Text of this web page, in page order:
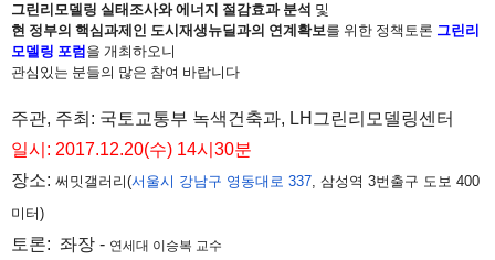
그린리모델링 실태조사와 에너지 절감효과 분석 및
현 정부의 핵심과제인 도시재생뉴딜과의 연계확보를 위한 정책토론 그린리
모델링 포럼 을 개최하오니
관심있는 분들의 많은 참여 바랍니다
주관, 주최: 국토교통부 녹색건축과, LH그린리모델링센터
일시: 2017.12.20(수) 14시30분
장소: 써밋갤러리(서울시 강남구 영동대로 337, 삼성역 3번출구 도보 400
미터)
토론: 좌장 - 연세대 이승복 교수